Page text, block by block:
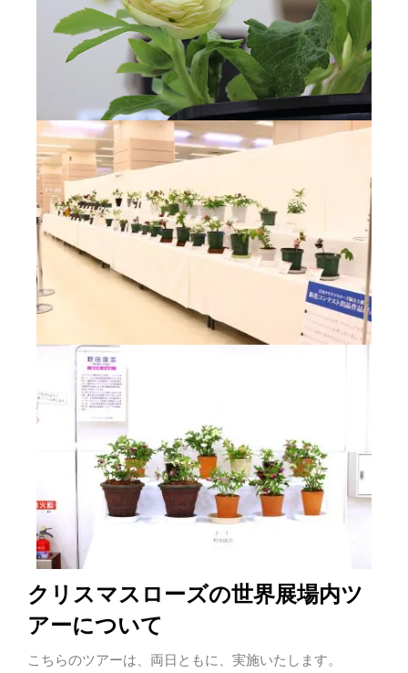
クリスマスローズの世界展場内ツ
アーについて
こちらのツアーは、両日ともに、実施いたします。